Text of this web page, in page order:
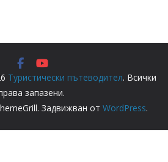
Туристически пътеводител. Всички
запазени.
Задвижван от WordPress.